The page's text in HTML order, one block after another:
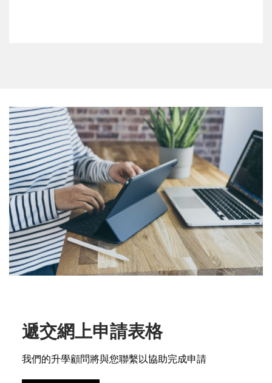
遞交網上申請表格
我們的升學顧問將與您聯繫以協助完成申請